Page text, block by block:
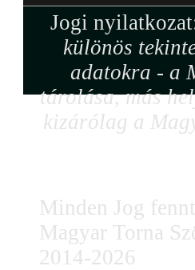
Jogi
különös
adatokra - a
tárolása, más
kizárólag a
Minden Jog
Magyar Torna
2014-2026